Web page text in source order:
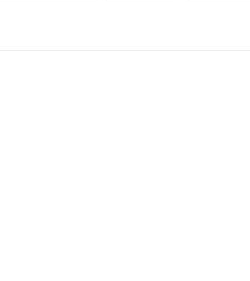
плесени.После использования
или щеткой для удаления пыли и
царапин, отслоений или